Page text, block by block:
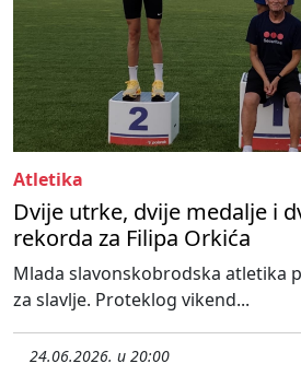
Atletika
Dvije utrke, dvije medalje i
rekorda za Filipa Orkića
Mlada slavonskobrodska atletika
za slavlje. Proteklog vikend...
24.06.2026. u 20:00